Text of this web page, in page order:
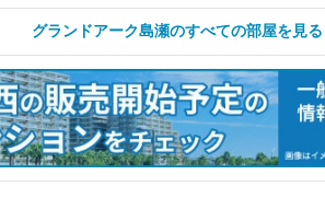
グランドアーク島瀬のすべての部屋を見る